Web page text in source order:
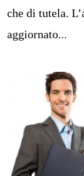
che di tutela.
aggiornato...